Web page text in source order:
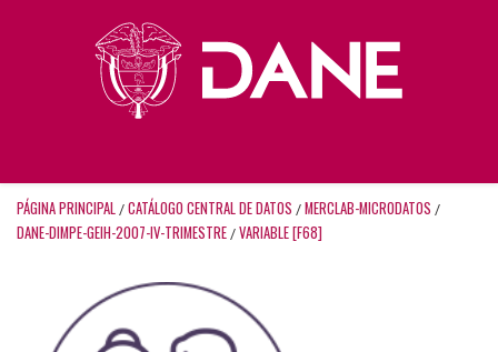
PÁGINA PRINCIPAL / CATÁLOGO CENTRAL DE DATOS / MERCLAB-MICRODATOS /
DANE-DIMPE-GEIH-2007-IV-TRIMESTRE / VARIABLE [F68]